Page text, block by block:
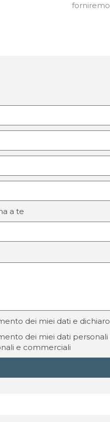
a te
dei miei dati e
dei miei dati
e commerciali